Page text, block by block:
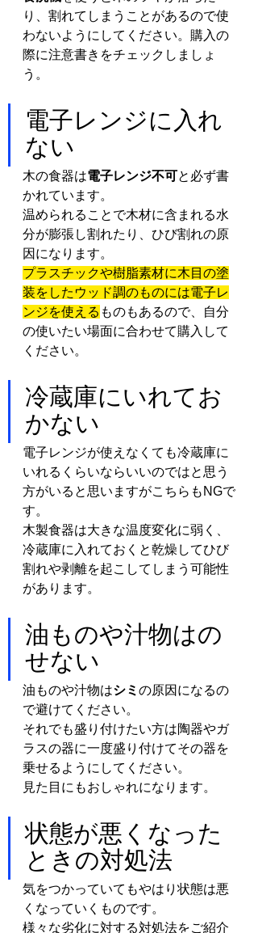
り、割れてしまうことがあるので使
わないようにしてください。購入の
際に注意書きをチェックしましょ
う。
電子レンジに入れ
ない
木の食器は電子レンジ不可と必ず書
かれています。
温められることで木材に含まれる水
分が膨張し割れたり、ひび割れの原
因になります。
プラスチックや樹脂素材に木目の塗
装をしたウッド調のものには電子レ
ンジを使える ものもあるので、自分
の使いたい場面に合わせて購入して
ください。
冷蔵庫にいれてお
かない
電子レンジが使えなくても冷蔵庫に
いれるくらいならいいのではと思う
方がいると思いますがこちらもNGで
す。
木製食器は大きな温度変化に弱く、
冷蔵庫に入れておくと乾燥してひび
割れや剥離を起こしてしまう可能性
があります。
油ものや汁物はの
せない
油ものや汁物はシミ の原因になるの
で避けてください。
それでも盛り付けたい方は陶器やガ
ラスの器に一度盛り付けてその器を
乗せるようにしてください。
見た目にもおしゃれになります。
状態が悪くなった
ときの対処法
気をつかっていてもやはり状態は悪
くなっていくものです。
様々な劣化に対する対処法をご紹介